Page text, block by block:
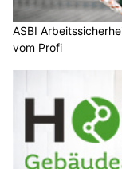
ASBI
vom Profi